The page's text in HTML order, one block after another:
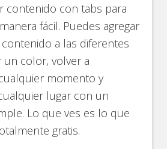
contenido con tabs para
fácil. Puedes agregar
a las diferentes
un color, volver a
momento y
lugar con un
Lo que ves es lo que
gratis.